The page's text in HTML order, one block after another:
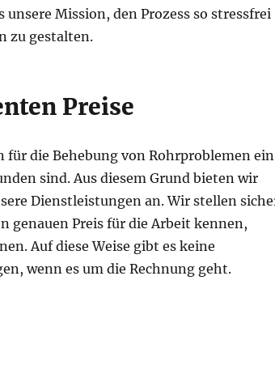
Mission, den Prozess so stressfrei
zu gestalten.
Preise
für die Behebung von Rohrproblemen ein
sind. Aus diesem Grund bieten wir
Dienstleistungen an. Wir stellen
genauen Preis für die Arbeit kennen,
Auf diese Weise gibt es keine
wenn es um die Rechnung geht.